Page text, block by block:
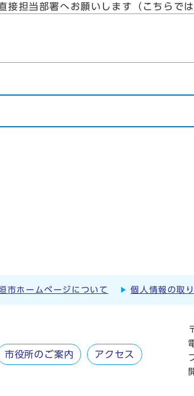
接担当部署へお願いします（こちらで
市ホームページについて 個人情報の取
市役所のご案内 アクセス